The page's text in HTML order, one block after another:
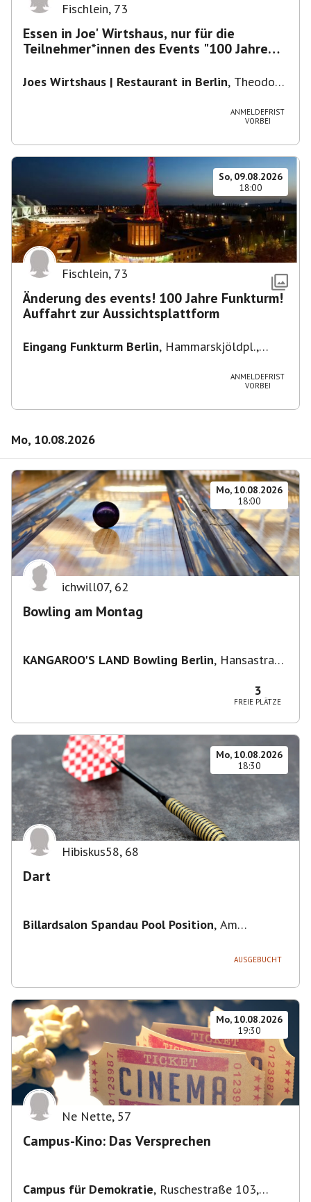
Fischlein, 73
Essen in Joe' Wirtshaus, nur für die
Teilnehmer*innen des Events "100 Jahre
Joes Wirtshaus | Restaurant in Berlin, Theodor-
ANMELDEFRIST
VORBEI
So, 09.08.2026
18:00
Fischlein, 73
Änderung des events! 100 Jahre Funkturm!
Auffahrt zur Aussichtsplattform
Eingang Funkturm Berlin, Hammarskjöldpl.,
ANMELDEFRIST
VORBEI
Mo, 10.08.2026
Mo, 10.08.2026
18:00
ichwill07, 62
Bowling am Montag
KANGAROO'S LAND Bowling Berlin, Hansastraße
3
FREIE PLÄTZE
Mo, 10.08.2026
18:30
Hibiskus58, 68
Dart
Billardsalon Spandau Pool Position, Am
AUSGEBUCHT
Mo, 10.08.2026
19:30
Ne Nette, 57
Campus-Kino: Das Versprechen
Campus für Demokratie, Ruschestraße 103,